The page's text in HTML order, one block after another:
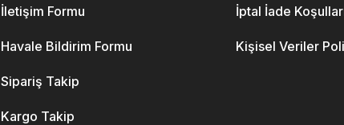
İletişim Formu
Havale Bildirim Formu
Sipariş Takip
Kargo Takip
İptal İade
Kişisel Veriler